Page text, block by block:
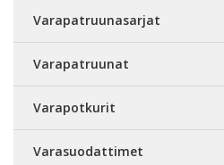
Varapatruunasarjat
Varapatruunat
Varapotkurit
Varasuodattimet